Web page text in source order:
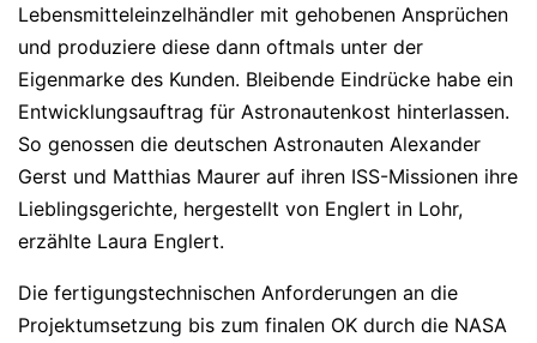
Lebensmitteleinzelhändler mit gehobenen Ansprüchen
und produziere diese dann oftmals unter der
Eigenmarke des Kunden. Bleibende Eindrücke habe ein
Entwicklungsauftrag für Astronautenkost hinterlassen.
So genossen die deutschen Astronauten Alexander
Gerst und Matthias Maurer auf ihren ISS-Missionen ihre
Lieblingsgerichte, hergestellt von Englert in Lohr,
erzählte Laura Englert.
Die fertigungstechnischen Anforderungen an die
Projektumsetzung bis zum finalen OK durch die NASA